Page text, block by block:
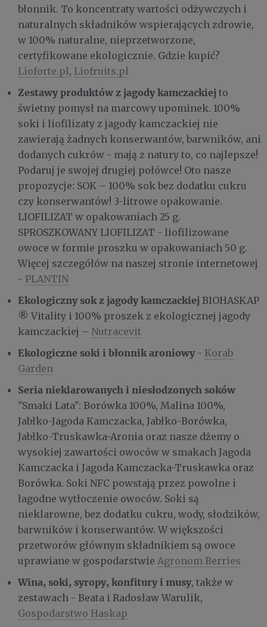
błonnik. To koncentraty wartości odżywczych i
naturalnych składników wspierających zdrowie,
w 100% naturalne, nieprzetworzone,
certyfikowane ekologicznie. Gdzie kupić?
Lioforte.pl, Liofruits.pl
Zestawy produktów z jagody kamczackiej to
świetny pomysł na marcowy upominek. 100%
soki i liofilizaty z jagody kamczackiej nie
zawierają żadnych konserwantów, barwników, ani
dodanych cukrów - mają z natury to, co najlepsze!
Podaruj je swojej drugiej połówce! Oto nasze
propozycje: SOK – 100% sok bez dodatku cukru
czy konserwantów! 3-litrowe opakowanie.
LIOFILIZAT w opakowaniach 25 g.
SPROSZKOWANY LIOFILIZAT - liofilizowane
owoce w formie proszku w opakowaniach 50 g.
Więcej szczegółów na naszej stronie internetowej
- PLANTIN
Ekologiczny sok z jagody kamczackiej BIOHASKAP
® Vitality i 100% proszek z ekologicznej jagody
kamczackiej – Nutracevit
Ekologiczne soki i błonnik aroniowy- Korab
Garden
Seria nieklarowanych i niesłodzonych soków
"Smaki Lata": Borówka 100%, Malina 100%,
Jabłko-Jagoda Kamczacka, Jabłko-Borówka,
Jabłko-Truskawka-Aronia oraz nasze dżemy o
wysokiej zawartości owoców w smakach Jagoda
Kamczacka i Jagoda Kamczacka-Truskawka oraz
Borówka. Soki NFC powstają przez powolne i
łagodne wytłoczenie owoców. Soki są
nieklarowne, bez dodatku cukru, wody, słodzików,
barwników i konserwantów. W większości
przetworów głównym składnikiem są owoce
uprawiane w gospodarstwie Agronom Berries
Wina, soki, syropy, konfitury i musy, także w
zestawach - Beata i Radosław Warulik,
Gospodarstwo Haskap